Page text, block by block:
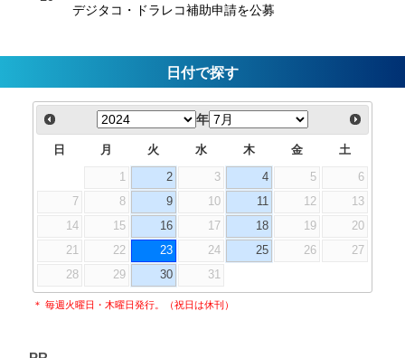
デジタコ・ドラレコ補助申請を公募
日付で探す
年
日 月 火 水 木 金 土
1 2 3 4 5
6
7
8 9 10 11 12
13
14
15 16 17 18 19
20
21
22 23 24 25 26
27
28
29 30 31
＊ 毎週火曜日・木曜日発行。（祝日は休刊）